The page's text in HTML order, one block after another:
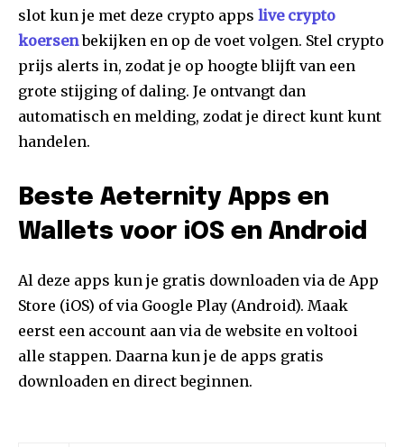
slot kun je met deze crypto apps live crypto
koersenbekijken en op de voet volgen. Stel crypto
prijs alerts in, zodat je op hoogte blijft van een
grote stijging of daling. Je ontvangt dan
automatisch en melding, zodat je direct kunt kunt
handelen.
Beste Aeternity Apps en
Wallets voor iOS en Android
Al deze apps kun je gratis downloaden via de App
Store (iOS) of via Google Play (Android). Maak
eerst een account aan via de website en voltooi
alle stappen. Daarna kun je de apps gratis
downloaden en direct beginnen.